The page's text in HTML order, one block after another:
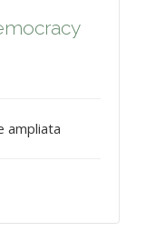
ampliata